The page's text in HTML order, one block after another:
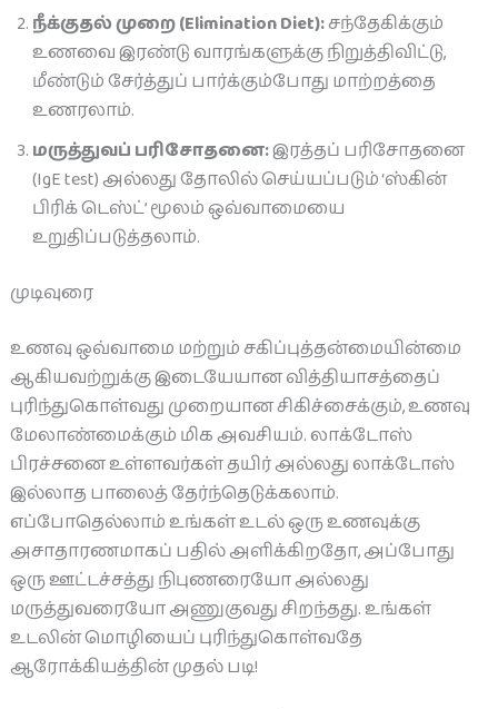
நீக்குதல் முறை (Elimination Diet):சந்தேகிக்கும்
உணவை இரண்டு வாரங்களுக்கு நிறுத்திவிட்டு,
மீண்டும் சேர்த்துப் பார்க்கும்போது மாற்றத்தை
உணரலாம்.
மருத்துவப் பரிசோதனை:இரத்தப் பரிசோதனை
(IgE test) அல்லது தோலில் செய்யப்படும் ‘ஸ்கின்
பிரிக் டெஸ்ட்’ மூலம் ஒவ்வாமையை
உறுதிப்படுத்தலாம்.
முடிவுரை
உணவு ஒவ்வாமை மற்றும் சகிப்புத்தன்மையின்மை
ஆகியவற்றுக்கு இடையேயான வித்தியாசத்தைப்
புரிந்துகொள்வது முறையான சிகிச்சைக்கும், உணவு
மேலாண்மைக்கும் மிக அவசியம். லாக்டோஸ்
பிரச்சனை உள்ளவர்கள் தயிர் அல்லது லாக்டோஸ்
இல்லாத பாலைத் தேர்ந்தெடுக்கலாம்.
எப்போதெல்லாம் உங்கள் உடல் ஒரு உணவுக்கு
அசாதாரணமாகப் பதில் அளிக்கிறதோ, அப்போது
ஒரு ஊட்டச்சத்து நிபுணரையோ அல்லது
மருத்துவரையோ அணுகுவது சிறந்தது. உங்கள்
உடலின் மொழியைப் புரிந்துகொள்வதே
ஆரோக்கியத்தின் முதல் படி!